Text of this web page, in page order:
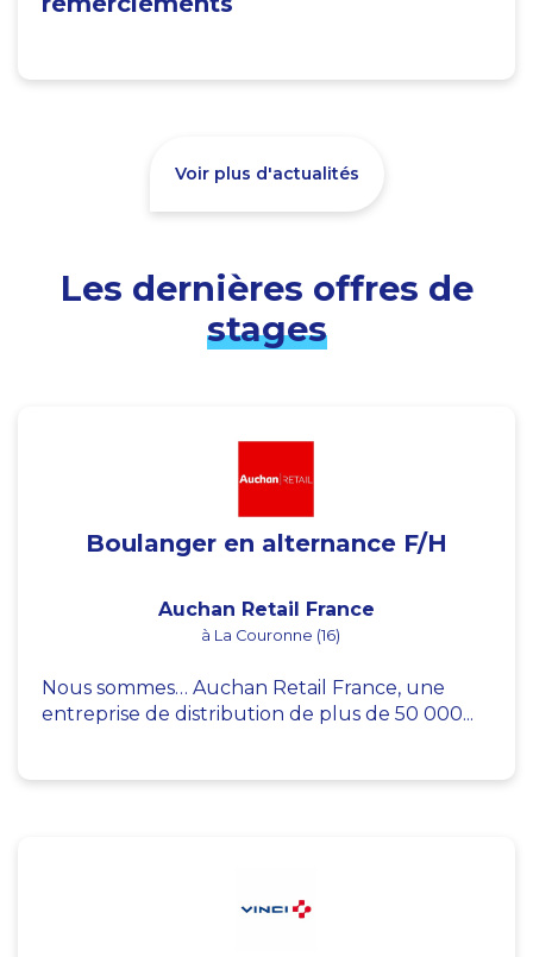
Voir plus d'actualités
Les dernières offres de
stages
Boulanger en alternance F/H
Auchan Retail France
à La Couronne (16)
Nous sommes… Auchan Retail France, une
entreprise de distribution de plus de 50 000...